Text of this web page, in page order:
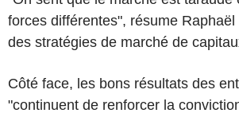
forces différentes", résume
des stratégies de marché de
Côté face, les bons résultats des
"continuent de renforcer la